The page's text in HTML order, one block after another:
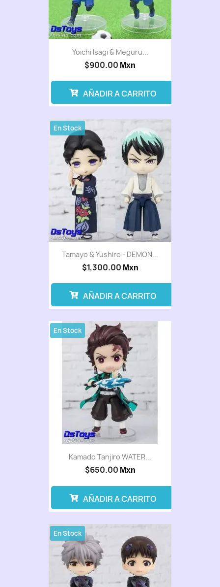
Yoichi Isagi & Meguru...
$900.00 Mxn
AÑADIR A CARRITO
Tamayo & Yushiro - DEMON...
$1,300.00 Mxn
En Stock
AÑADIR A CARRITO
Kamado Tanjiro WATER...
$650.00 Mxn
En Stock
AÑADIR A CARRITO
En Stock